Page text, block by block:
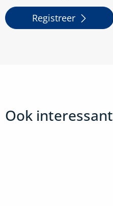
Registreer
Ook interessant